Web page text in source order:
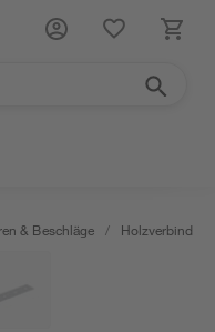
& Beschläge / Holzverbinder